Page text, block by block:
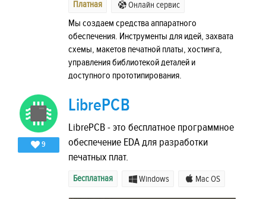
Платная Онлайн сервис
Мы создаем средства аппаратного
обеспечения. Инструменты для идей, захвата
схемы, макетов печатной платы, хостинга,
управления библиотекой деталей и
доступного прототипирования.
9
LibrePCB
LibrePCB - это бесплатное программное
обеспечение EDA для разработки
печатных плат.
Бесплатная Windows Mac OS